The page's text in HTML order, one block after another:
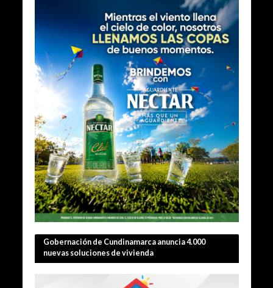
Gobernación de Cundinamarca anuncia 4.000
nuevas soluciones de vivienda